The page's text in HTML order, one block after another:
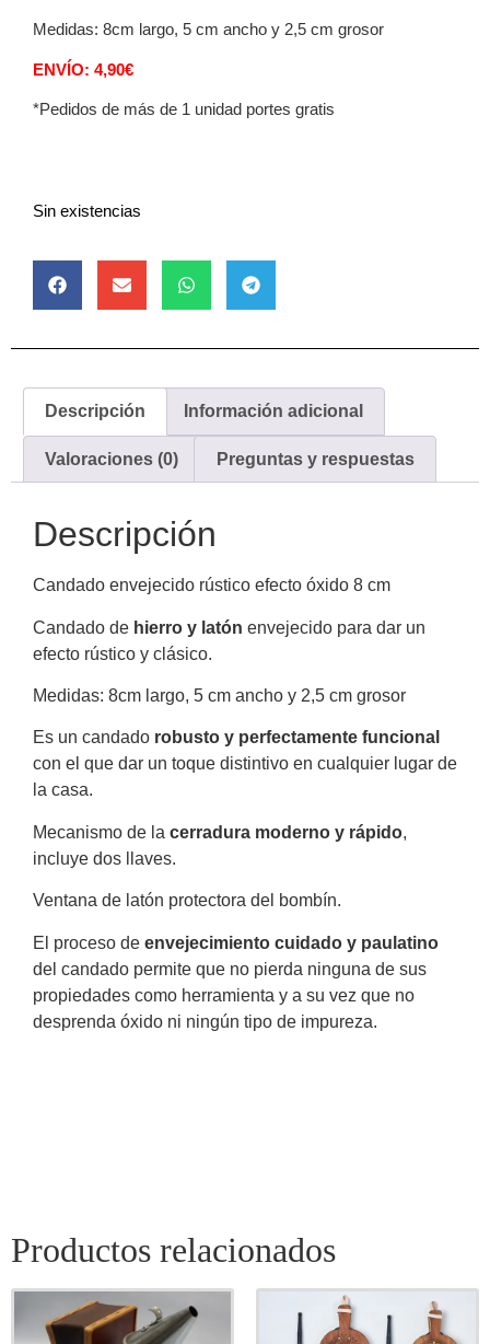
Medidas: 8cm largo, 5 cm ancho y 2,5 cm grosor
ENVÍO: 4,90€
*Pedidos de más de 1 unidad portes gratis
Sin existencias
Descripción Información adicional
Valoraciones (0) Preguntas y respuestas
Descripción
Candado envejecido rústico efecto óxido 8 cm
Candado de hierro y latón envejecido para dar un
efecto rústico y clásico.
Medidas: 8cm largo, 5 cm ancho y 2,5 cm grosor
Es un candado robusto y perfectamente funcional
con el que dar un toque distintivo en cualquier lugar de
la casa.
Mecanismo de la cerradura moderno y rápido,
incluye dos llaves.
Ventana de latón protectora del bombín.
El proceso de envejecimiento cuidado y paulatino
del candado permite que no pierda ninguna de sus
propiedades como herramienta y a su vez que no
desprenda óxido ni ningún tipo de impureza.
Productos relacionados